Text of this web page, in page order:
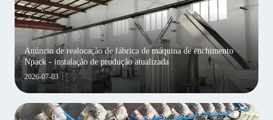
2026-07-03
Anúncio de realocação de fábrica de máquina de enchimento
Npack - instalação de produção atualizada